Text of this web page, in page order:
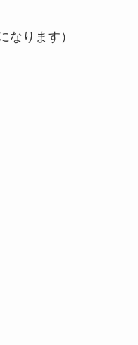
なります）